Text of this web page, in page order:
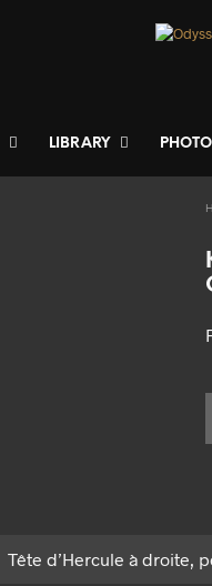
LIBRARY
Tête d’Hercule à droite,